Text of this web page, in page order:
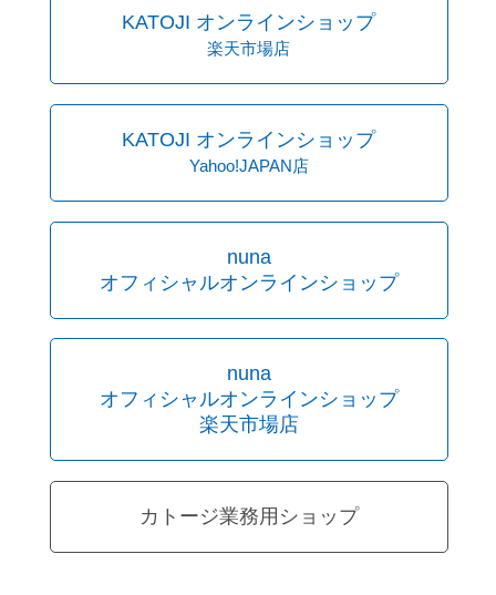
KATOJI オンラインショップ
楽天市場店
KATOJI オンラインショップ
Yahoo!JAPAN店
nuna
オフィシャルオンラインショップ
nuna
オフィシャルオンラインショップ
楽天市場店
カトージ業務用ショップ